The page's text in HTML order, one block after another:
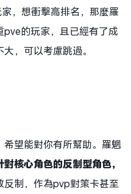
，想衝擊高排名，那麼羅
的玩家，且已經有了成
，可以考慮跳過。
望能對你有所幫助。羅魍
對核心角色的反制型角色，
制，作為pvp對策卡甚至